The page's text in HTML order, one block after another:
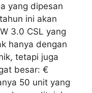
yang dipesan
ini akan
3.0 CSL yang
hanya dengan
tetapi juga
besar: €
50 unit yang